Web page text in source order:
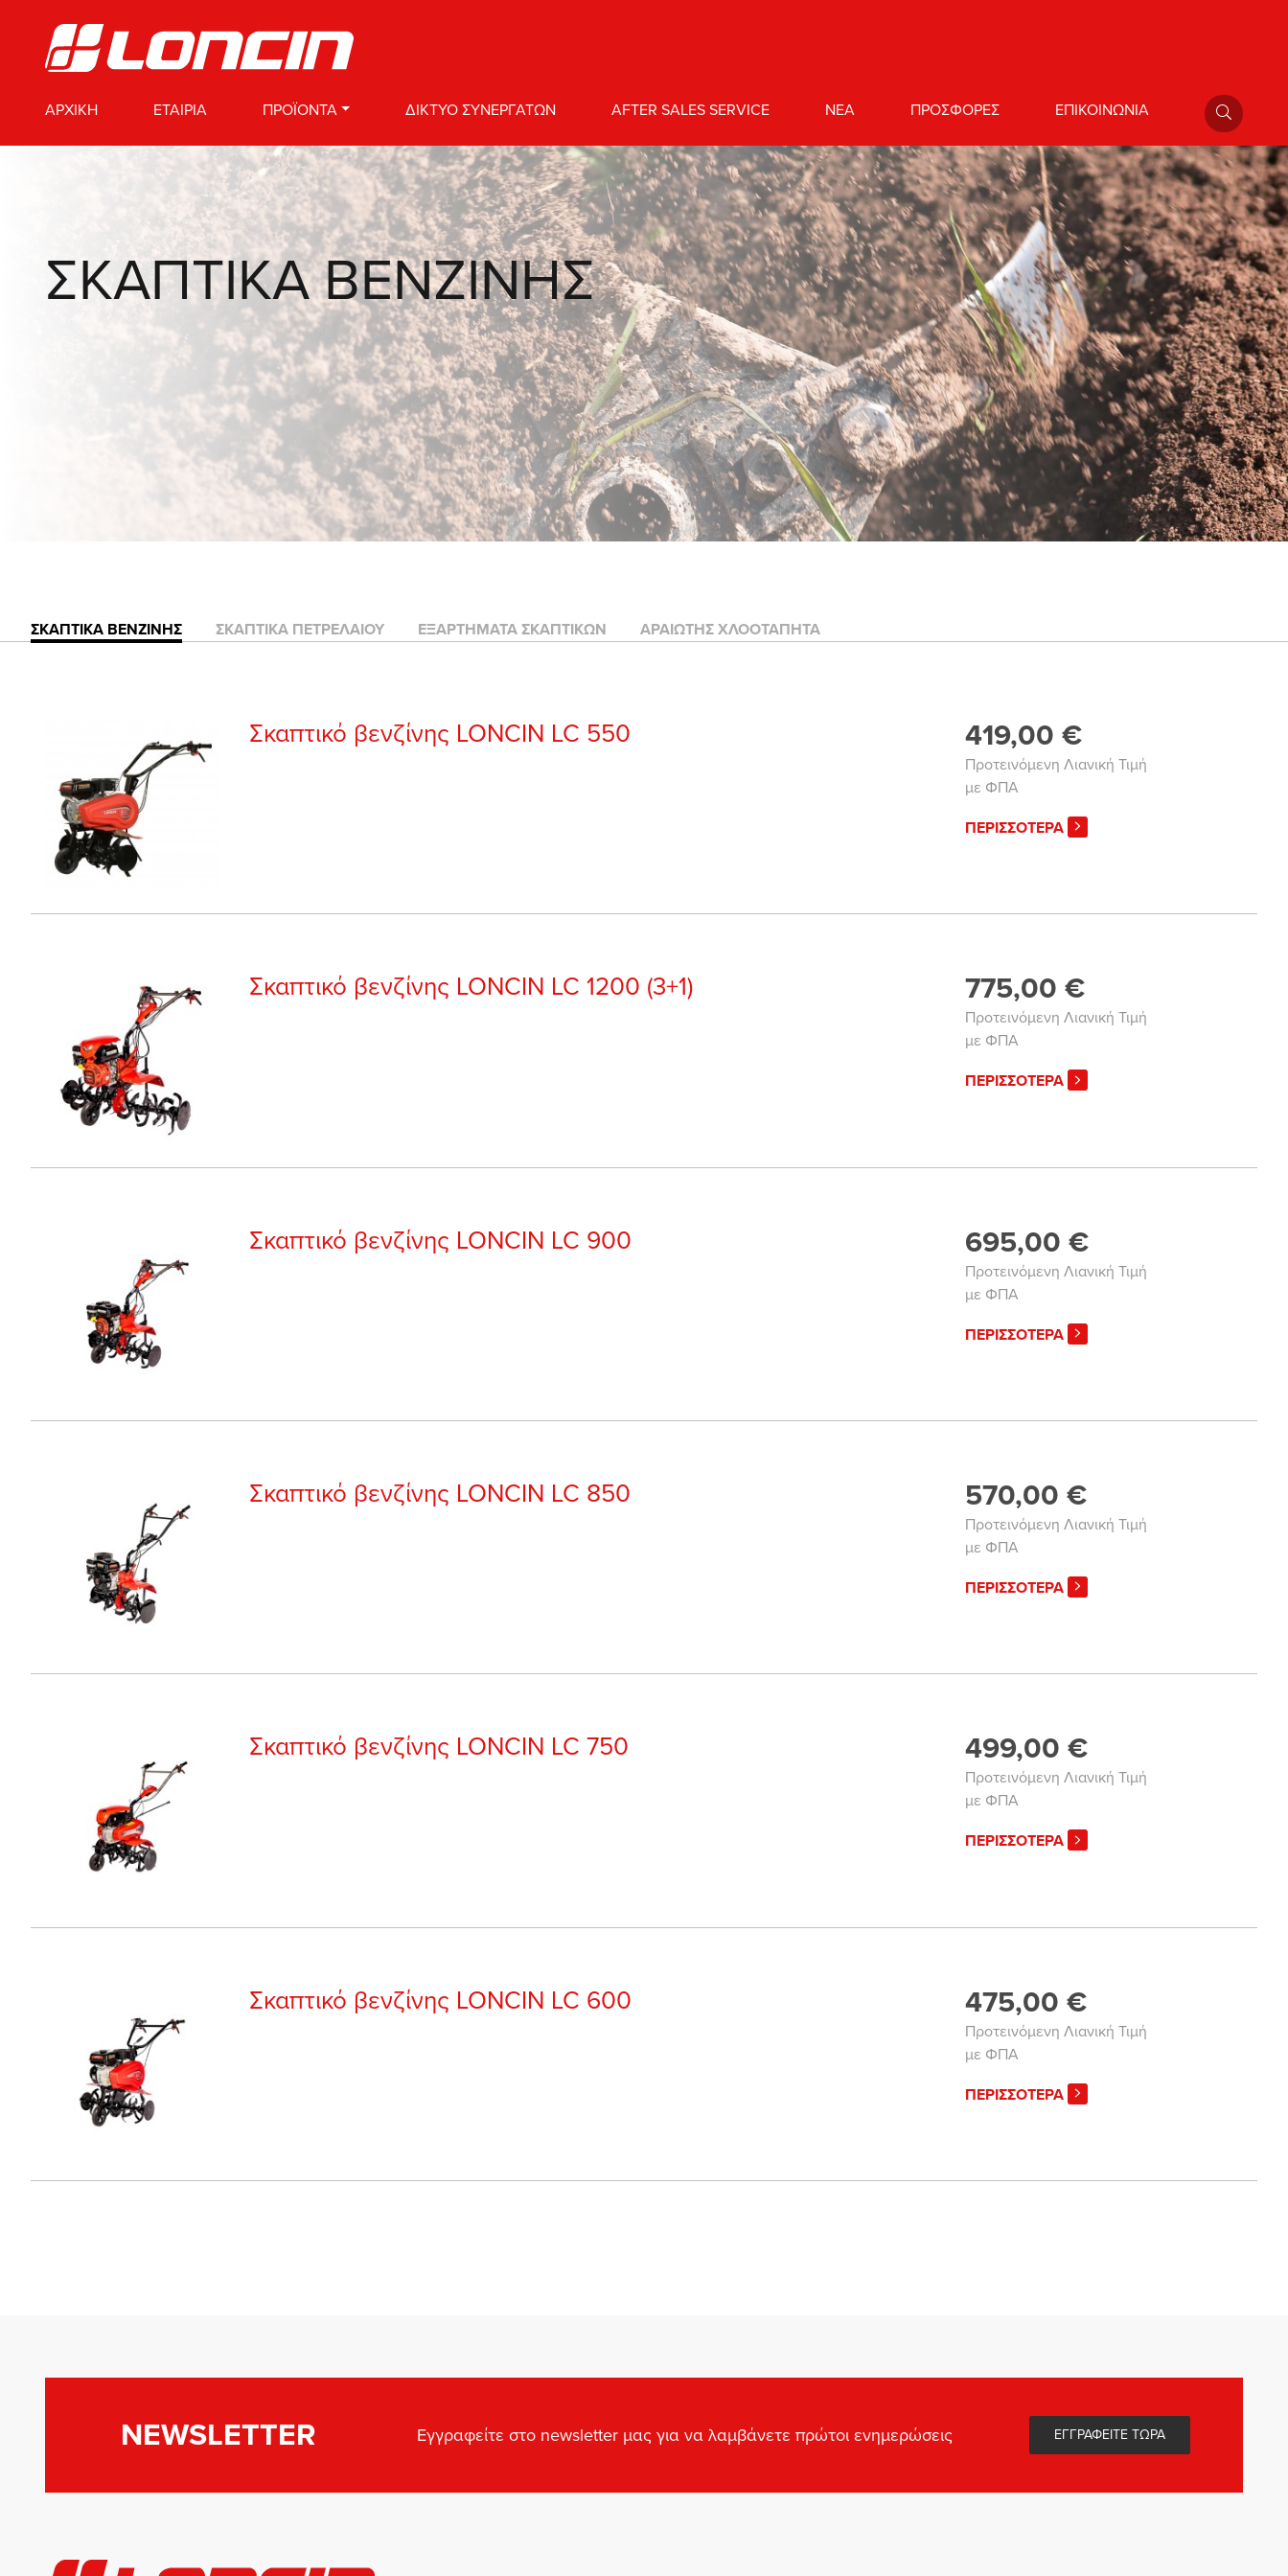
ΑΡΧΙΚΗ ΕΤΑΙΡΙΑ ΠΡΟΪΟΝΤΑ ΔΙΚΤΥΟ ΣΥΝΕΡΓΑΤΩΝ AFTER SALES SERVICE NEA ΠΡΟΣΦΟΡΕΣ ΕΠΙΚΟΙΝΩΝΙΑ
ΣΚΑΠΤΙΚΑ ΒΕΝΖΙΝΗΣ
ΣΚΑΠΤΙΚΑ ΒΕΝΖΙΝΗΣ ΣΚΑΠΤΙΚΑ ΠΕΤΡΕΛΑΙΟΥ ΕΞΑΡΤΗΜΑΤΑ ΣΚΑΠΤΙΚΩΝ ΑΡΑΙΩΤΗΣ ΧΛΟΟΤΑΠΗΤΑ
Σκαπτικό βενζίνης LONCIN LC 550 419,00 €
Προτεινόμενη Λιανική Τιμή
με ΦΠΑ
ΠΕΡΙΣΣΟΤΕΡΑ
Σκαπτικό βενζίνης LONCIN LC 1200 (3+1) 775,00 €
Προτεινόμενη Λιανική Τιμή
με ΦΠΑ
ΠΕΡΙΣΣΟΤΕΡΑ
Σκαπτικό βενζίνης LONCIN LC 900 695,00 €
Προτεινόμενη Λιανική Τιμή
με ΦΠΑ
ΠΕΡΙΣΣΟΤΕΡΑ
Σκαπτικό βενζίνης LONCIN LC 850 570,00 €
Προτεινόμενη Λιανική Τιμή
με ΦΠΑ
ΠΕΡΙΣΣΟΤΕΡΑ
Σκαπτικό βενζίνης LONCIN LC 750 499,00 €
Προτεινόμενη Λιανική Τιμή
με ΦΠΑ
ΠΕΡΙΣΣΟΤΕΡΑ
Σκαπτικό βενζίνης LONCIN LC 600 475,00 €
Προτεινόμενη Λιανική Τιμή
με ΦΠΑ
ΠΕΡΙΣΣΟΤΕΡΑ
NEWSLETTER Εγγραφείτε στο newsletter μας για να λαμβάνετε πρώτοι ενημερώσεις ΕΓΓΡΑΦΕΙΤΕ ΤΩΡΑ